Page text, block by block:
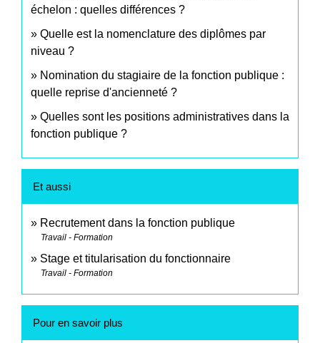
échelon : quelles différences ?
Quelle est la nomenclature des diplômes par
niveau ?
Nomination du stagiaire de la fonction publique :
quelle reprise d'ancienneté ?
Quelles sont les positions administratives dans la
fonction publique ?
Et aussi
Recrutement dans la fonction publique
Travail - Formation
Stage et titularisation du fonctionnaire
Travail - Formation
Pour en savoir plus